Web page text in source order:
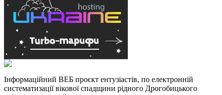
Інформаційний ВЕБ проєкт ентузіастів, по електронній
систематизації вікової спадщини рідного Дрогобицького